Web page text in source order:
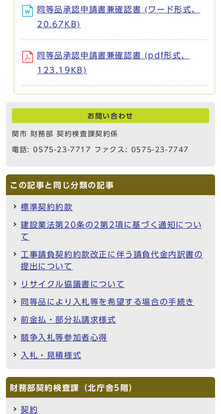
同等品承認申請書兼確認書 (ワード形式、
20.67KB)
同等品承認申請書兼確認書 (pdf形式、
123.19KB)
お問い合わせ
関市 財務部 契約検査課契約係
電話: 0575-23-7717 ファクス: 0575-23-7747
この記事と同じ分類の記事
標準契約約款
建設業法第20条の2第2項に基づく通知につい
て
工事請負契約約款改正に伴う請負代金内訳書の
提出について
リサイクル協議書について
同等品により入札等を希望する場合の手続き
前金払・部分払請求様式
競争入札等参加者心得
入札・見積様式
財務部契約検査課（北庁舎5階）
契約